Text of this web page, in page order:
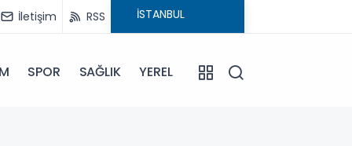
İletişim RSS
SPOR SAĞLIK YEREL